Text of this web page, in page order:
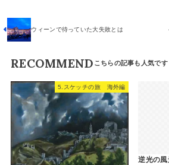
ウィーンで待っていた大失敗とは
RECOMMEND
5.スケッチの旅 海外編
逆光の